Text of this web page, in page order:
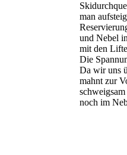
man
und Nebel
mit den
Die
Da wir uns
mahnt zur
noch im